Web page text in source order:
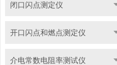
闭口闪点测定仪
开口闪点和燃点测定仪
介电常数电阻率测试仪